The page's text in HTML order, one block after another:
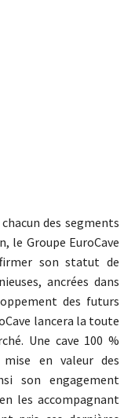
des segments
le Groupe EuroCave
son statut de
ancrées dans
des futurs
lancera la toute
Une cave 100 %
en valeur des
son engagement
les accompagnant